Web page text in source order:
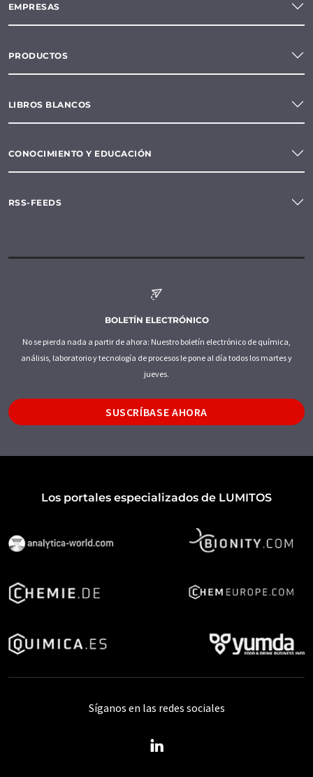
EMPRESAS
PRODUCTOS
LIBROS BLANCOS
CONOCIMIENTO Y EDUCACIÓN
RSS-FEEDS
BOLETÍN ELECTRÓNICO
No se pierda nada a partir de ahora: Nuestro boletín electrónico de química,
análisis, laboratorio y tecnología de procesos le pone al día todos los martes y
jueves.
SUSCRÍBASE AHORA
Los portales especializados de LUMITOS
Síganos en las redes sociales